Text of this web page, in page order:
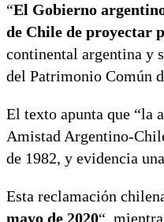
“El Gobierno
de Chile de proyectar
continental argentina y
del Patrimonio Común
El texto apunta que “la
Amistad Argentino-
de 1982, y evidencia
Esta reclamación
mayo de 2020“,